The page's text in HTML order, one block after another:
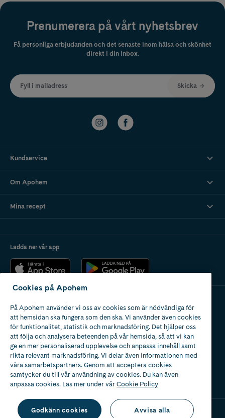
Prenumerera på vårt nyhetsbrev
Få personliga erbjudanden och det senaste inom hälsa och skönhet
direkt i din inbox.
Fyll i mailadress Skicka
Kundservice
Om Apohem
Mina recept
Ladda ner vår app
Apotek med tillstånd
av Läkemedelsverket
Cookies på Apohem
På Apohem använder vi oss av cookies som är nödvändiga för
att hemsidan ska fungera som den ska. Vi använder även cookies
för funktionalitet, statistik och marknadsföring. Det hjälper oss
att följa och analysera beteenden på vår hemsida, så att vi kan
ge en mer personaliserad upplevelse och anpassa innehåll samt
rikta relevant marknadsföring. Vi delar även informationen med
våra samarbetspartners. Genom att acceptera cookies
samtycker du till vår användning av cookies. Du kan även
anpassa cookies. Läs mer under vårCookie Policy
Godkänn cookies Avvisa alla